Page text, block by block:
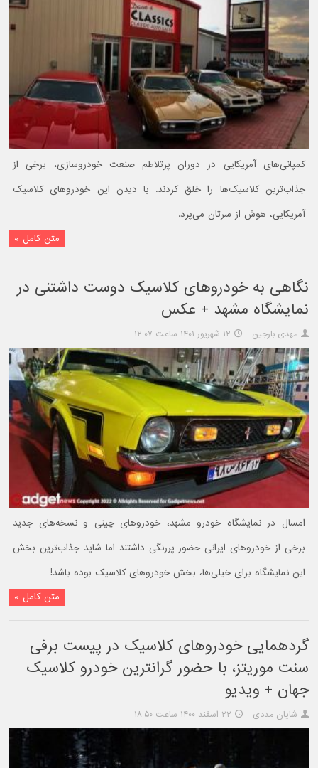
کمپانی‌های آمریکایی در دوران پرتلاطم صنعت خودروسازی، برخی از
جذاب‌ترین کلاسیک‌ها را خلق کردند. با دیدن این خودروهای کلاسیک
آمریکایی، هوش از سرتان می‌پرد.
متن کامل »
نگاهی به خودروهای کلاسیک دوست داشتنی در
نمایشگاه مشهد + عکس
مهدی بارجین ۱۲ شهریور ۱۴۰۱ ساعت ۱۲:۰۷
امسال در نمایشگاه خودرو مشهد، خودروهای چینی و نسخه‌های جدید
برخی از خودروهای ایرانی حضور پررنگی داشتند اما شاید جذاب‌ترین بخش
این نمایشگاه برای خیلی‌ها، بخش خودروهای کلاسیک بوده باشد!
متن کامل »
گردهمایی خودروهای کلاسیک در پیست برفی
سنت موریتز، با حضور گرانترین خودرو کلاسیک
جهان + ویدیو
شایان مددی ۲۲ اسفند ۱۴۰۰ ساعت ۱۸:۵۰